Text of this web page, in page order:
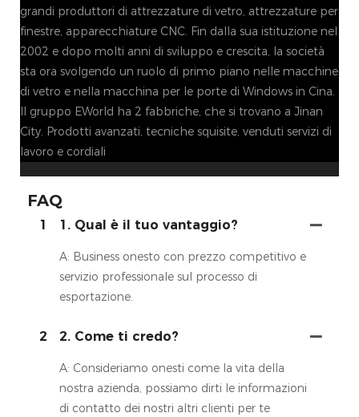
grandi produttori di attrezzature di vetro, attrezzature per
finestre, apparecchiature CNC. Fin dalla sua istituzione nel
2002 e dopo molti anni di sviluppo e crescita, la società
sta ora svolgendo un ruolo di primo piano nelle macchine
di vetro e nella macchina per le porte di Windows in Cina.
Il gruppo EWorld ha 2 fabbriche, che si trovano a Jinan
City. Prodotti avanzati, tecniche squisite, venduti servizi di
lavoro e cordiali
FAQ
1 1. Qual è il tuo vantaggio?
A: Business onesto con prezzo competitivo e
servizio professionale sul processo di
esportazione.
2 2. Come ti credo?
A: Consideriamo onesti come la vita della
nostra azienda, possiamo dirti le informazioni
di contatto dei nostri altri clienti per te